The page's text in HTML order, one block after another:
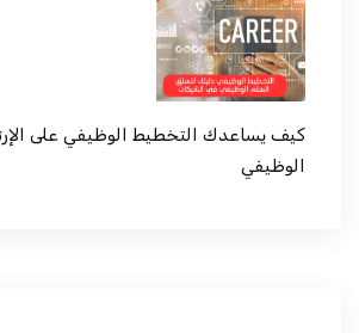
كيف يساعدك التخطيط الوظيفي على
الوظيفي